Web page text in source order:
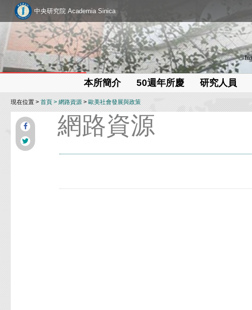
中央研究院 Academia Sinica
本所簡介 50週年所慶 研究人員
現在位置 >首頁 >網路資源>歐美社會發展與政策
網路資源